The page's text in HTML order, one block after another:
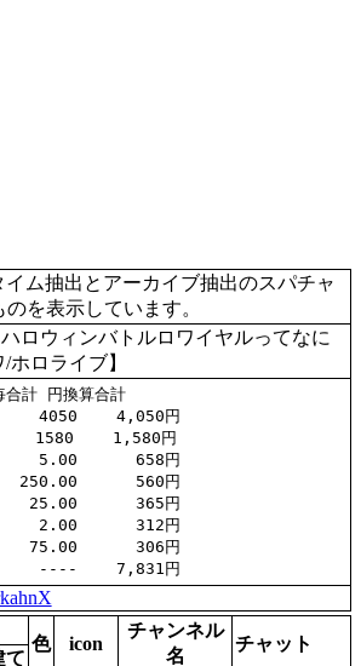
抽出とアーカイブ抽出のスパチャ
のを表示しています。
ロウィンバトルロワイヤルってなに
ホロライブ】
計 円換算合計
4050    4,050円
1580    1,580円
5.00      658円
250.00      560円
25.00      365円
2.00      312円
75.00      306円
色 icon
チャンネル
名
チャット
て